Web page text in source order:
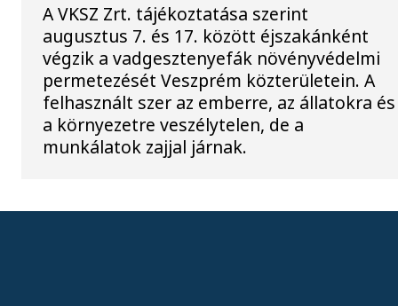
A VKSZ Zrt. tájékoztatása szerint
augusztus 7. és 17. között éjszakánként
végzik a vadgesztenyefák növényvédelmi
permetezését Veszprém közterületein. A
felhasznált szer az emberre, az állatokra és
a környezetre veszélytelen, de a
munkálatok zajjal járnak.